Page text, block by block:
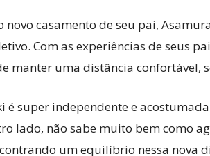
novo casamento de seu pai,
Com as experiências de seus
manter uma distância confortável,
é super independente e
lado, não sabe muito bem como
um equilíbrio nessa nova